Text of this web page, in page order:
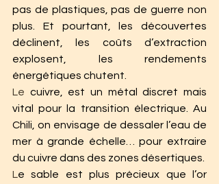
pas de plastiques, pas de guerre non
plus. Et pourtant, les découvertes
déclinent, les coûts d’extraction
explosent, les rendements
énergétiques chutent.
Le cuivre, est un métal discret mais
vital pour la transition électrique. Au
Chili, on envisage de dessaler l’eau de
mer à grande échelle… pour extraire
du cuivre dans des zones désertiques.
Le sable est plus précieux que l’or